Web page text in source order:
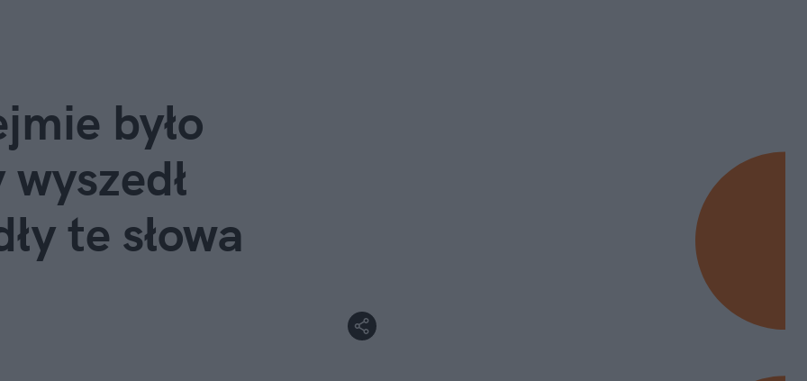
było
te słowa